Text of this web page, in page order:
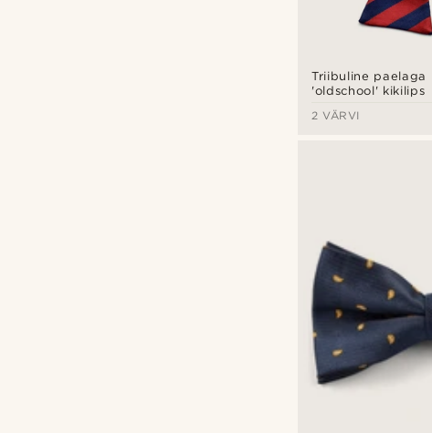
Triibuline paelaga
'oldschool' kikilips
2 VÄRVI